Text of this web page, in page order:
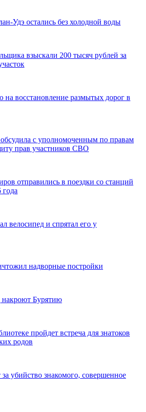
Удэ остались без холодной воды
взыскали 200 тысяч рублей за
восстановление размытых дорог в
с уполномоченным по правам
прав участников СВО
отправились в поездки со станций
велосипед и спрятал его у
надворные постройки
накроют Бурятию
пройдет встреча для знатоков
родов
убийство знакомого, совершенное